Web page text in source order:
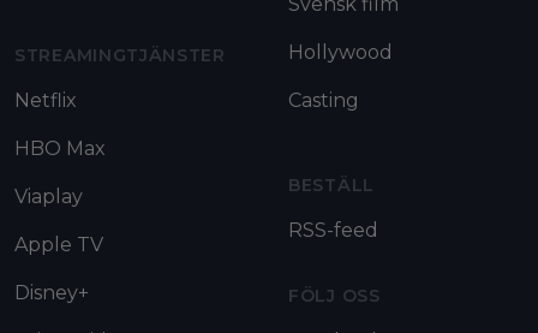
STREAMINGTJÄNSTER
Netflix
HBO Max
Viaplay
Apple TV
Disney+
Svensk film
Hollywood
Casting
BESTÄLL
RSS-feed
FÖLJ OSS